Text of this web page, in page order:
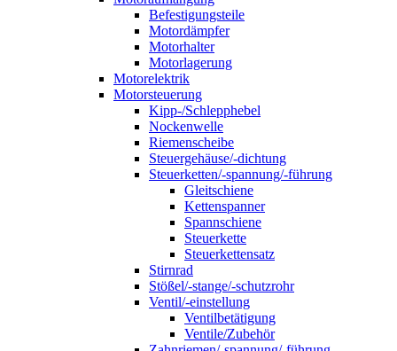
Befestigungsteile
Motordämpfer
Motorhalter
Motorlagerung
Motorelektrik
Motorsteuerung
Kipp-/Schlepphebel
Nockenwelle
Riemenscheibe
Steuergehäuse/-dichtung
Steuerketten/-spannung/-führung
Gleitschiene
Kettenspanner
Spannschiene
Steuerkette
Steuerkettensatz
Stirnrad
Stößel/-stange/-schutzrohr
Ventil/-einstellung
Ventilbetätigung
Ventile/Zubehör